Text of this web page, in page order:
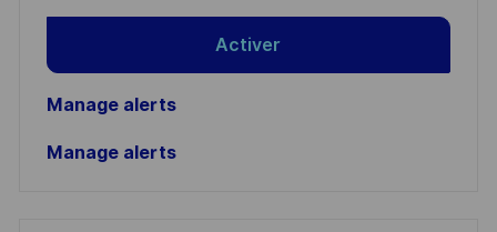
Activer
Manage alerts
Manage alerts